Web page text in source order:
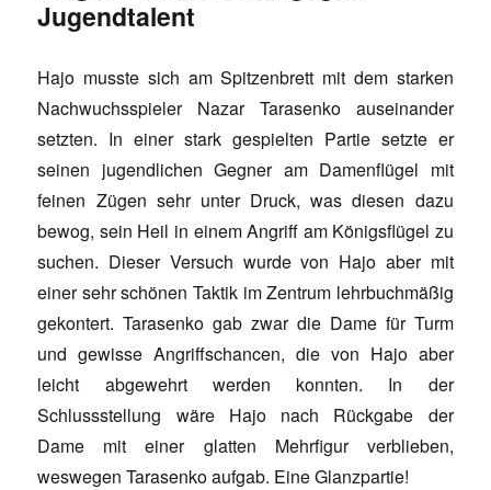
Jugendtalent
Hajo musste sich am Spitzenbrett mit dem starken
Nachwuchsspieler Nazar Tarasenko auseinander
setzten. In einer stark gespielten Partie setzte er
seinen jugendlichen Gegner am Damenflügel mit
feinen Zügen sehr unter Druck, was diesen dazu
bewog, sein Heil in einem Angriff am Königsflügel zu
suchen. Dieser Versuch wurde von Hajo aber mit
einer sehr schönen Taktik im Zentrum lehrbuchmäßig
gekontert. Tarasenko gab zwar die Dame für Turm
und gewisse Angriffschancen, die von Hajo aber
leicht abgewehrt werden konnten. In der
Schlussstellung wäre Hajo nach Rückgabe der
Dame mit einer glatten Mehrfigur verblieben,
weswegen Tarasenko aufgab. Eine Glanzpartie!